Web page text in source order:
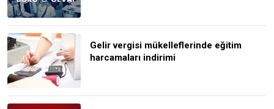
Gelir vergisi mükelleflerinde eğitim
harcamaları indirimi